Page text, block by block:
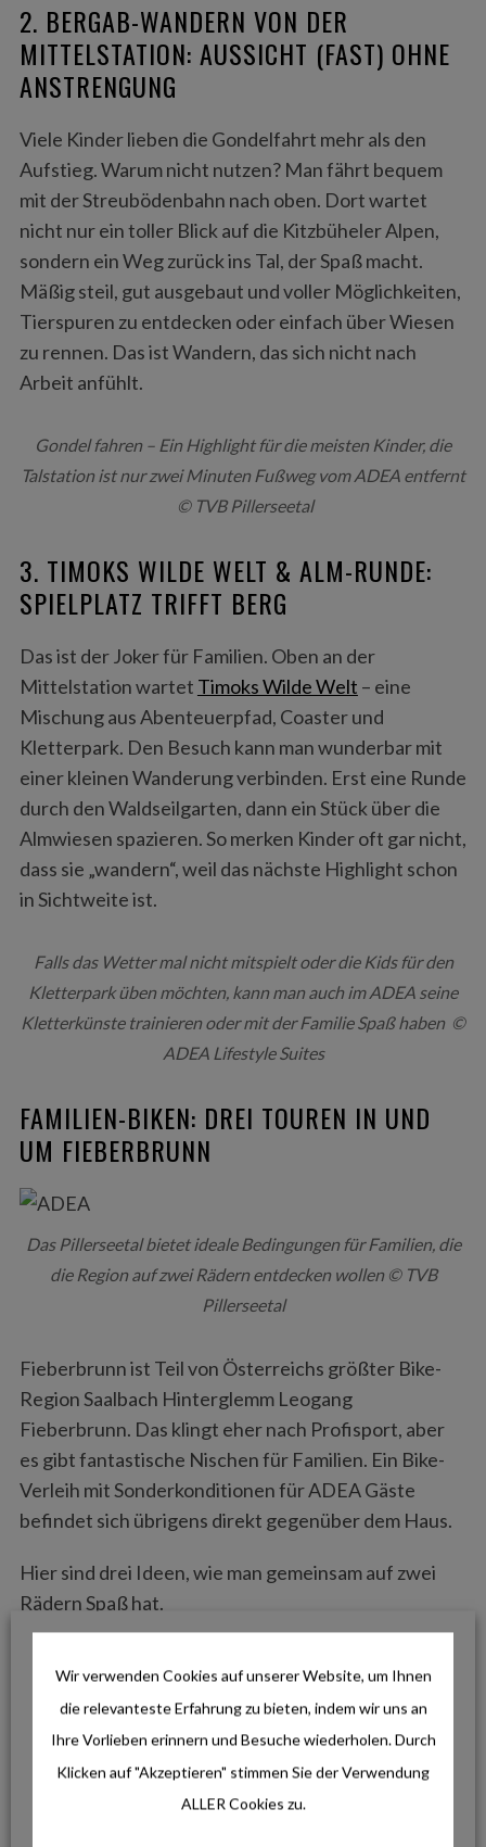
2. BERGAB-WANDERN VON DER
MITTELSTATION: AUSSICHT (FAST) OHNE
ANSTRENGUNG
Viele Kinder lieben die Gondelfahrt mehr als den
Aufstieg. Warum nicht nutzen? Man fährt bequem
mit der Streubödenbahn nach oben. Dort wartet
nicht nur ein toller Blick auf die Kitzbüheler Alpen,
sondern ein Weg zurück ins Tal, der Spaß macht.
Mäßig steil, gut ausgebaut und voller Möglichkeiten,
Tierspuren zu entdecken oder einfach über Wiesen
zu rennen. Das ist Wandern, das sich nicht nach
Arbeit anfühlt.
Gondel fahren – Ein Highlight für die meisten Kinder, die
Talstation ist nur zwei Minuten Fußweg vom ADEA entfernt
© TVB Pillerseetal
3. TIMOKS WILDE WELT & ALM-RUNDE:
SPIELPLATZ TRIFFT BERG
Das ist der Joker für Familien. Oben an der
Mittelstation wartet Timoks Wilde Welt – eine
Mischung aus Abenteuerpfad, Coaster und
Kletterpark. Den Besuch kann man wunderbar mit
einer kleinen Wanderung verbinden. Erst eine Runde
durch den Waldseilgarten, dann ein Stück über die
Almwiesen spazieren. So merken Kinder oft gar nicht,
dass sie „wandern“, weil das nächste Highlight schon
in Sichtweite ist.
Falls das Wetter mal nicht mitspielt oder die Kids für den
Kletterpark üben möchten, kann man auch im ADEA seine
Kletterkünste trainieren oder mit der Familie Spaß haben ©
ADEA Lifestyle Suites
FAMILIEN-BIKEN: DREI TOUREN IN UND
UM FIEBERBRUNN
Das Pillerseetal bietet ideale Bedingungen für Familien, die
die Region auf zwei Rädern entdecken wollen © TVB
Pillerseetal
Fieberbrunn ist Teil von Österreichs größter Bike-
Region Saalbach Hinterglemm Leogang
Fieberbrunn. Das klingt eher nach Profisport, aber
es gibt fantastische Nischen für Familien. Ein Bike-
Verleih mit Sonderkonditionen für ADEA Gäste
befindet sich übrigens direkt gegenüber dem Haus.
Hier sind drei Ideen, wie man gemeinsam auf zwei
Rädern Spaß hat.
SICHER STARTEN
Bevor es auf den Berg geht, lohnt sich ein Stopp hier.
Direkt unten gibt es einen Bereich mit Bike-
Schlepplift und einfachen Hindernissen. Hier können
S
a
r
c
f
o
r
:
Wir verwenden Cookies auf unserer Website, um Ihnen
die relevanteste Erfahrung zu bieten, indem wir uns an
Ihre Vorlieben erinnern und Besuche wiederholen. Durch
Klicken auf "Akzeptieren" stimmen Sie der Verwendung
ALLER Cookies zu.